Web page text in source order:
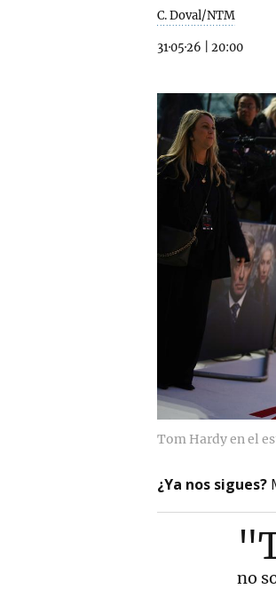
C. Doval/NTM
31·05·26 20:00
Tom Hardy en el
¿Ya nos sigues?
no